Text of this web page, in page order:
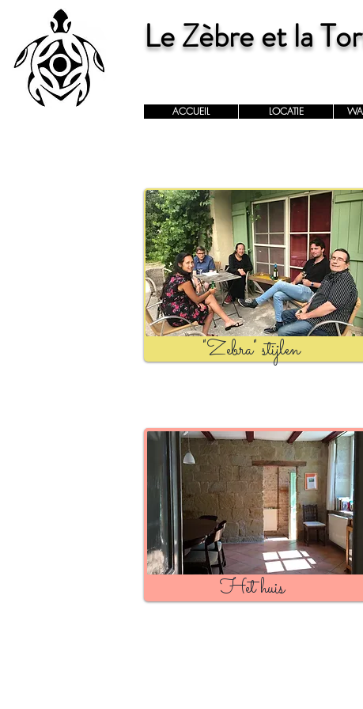
Le Zèbre et la
ACCUEIL LOCATIE
"Zebra" stijlen
Het huis